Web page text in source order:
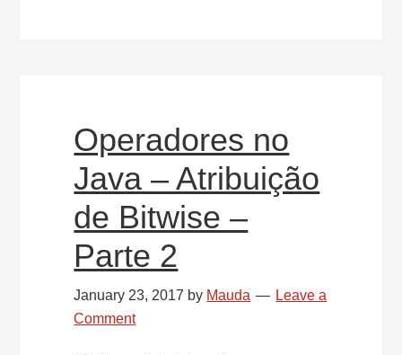
Operadores no
Java – Atribuição
de Bitwise –
Parte 2
January 23, 2017 by Mauda
Leave a
Comment